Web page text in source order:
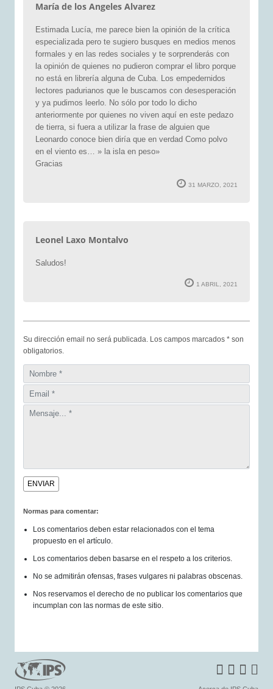
María de los Angeles Alvarez
Estimada Lucía, me parece bien la opinión de la crítica
especializada pero te sugiero busques en medios menos
formales y en las redes sociales y te sorprenderás con
la opinión de quienes no pudieron comprar el libro porque
no está en librería alguna de Cuba. Los empedernidos
lectores padurianos que le buscamos con desesperación
y ya pudimos leerlo. No sólo por todo lo dicho
anteriormente por quienes no viven aquí en este pedazo
de tierra, si fuera a utilizar la frase de alguien que
Leonardo conoce bien diría que en verdad Como polvo
en el viento es… » la isla en peso»
Gracias
31 MARZO, 2021
Leonel Laxo Montalvo
Saludos!
1 ABRIL, 2021
Su dirección email no será publicada. Los campos marcados * son
obligatorios.
Normas para comentar:
Los comentarios deben estar relacionados con el tema
propuesto en el artículo.
Los comentarios deben basarse en el respeto a los criterios.
No se admitirán ofensas, frases vulgares ni palabras obscenas.
Nos reservamos el derecho de no publicar los comentarios que
incumplan con las normas de este sitio.